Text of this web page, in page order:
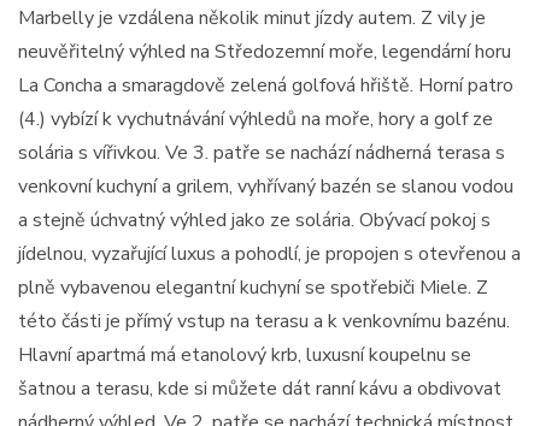
Marbelly je vzdálena několik minut jízdy autem. Z vily je
neuvěřitelný výhled na Středozemní moře, legendární horu
La Concha a smaragdově zelená golfová hřiště. Horní patro
(4.) vybízí k vychutnávání výhledů na moře, hory a golf ze
solária s vířivkou. Ve 3. patře se nachází nádherná terasa s
venkovní kuchyní a grilem, vyhřívaný bazén se slanou vodou
a stejně úchvatný výhled jako ze solária. Obývací pokoj s
jídelnou, vyzařující luxus a pohodlí, je propojen s otevřenou a
plně vybavenou elegantní kuchyní se spotřebiči Miele. Z
této části je přímý vstup na terasu a k venkovnímu bazénu.
Hlavní apartmá má etanolový krb, luxusní koupelnu se
šatnou a terasu, kde si můžete dát ranní kávu a obdivovat